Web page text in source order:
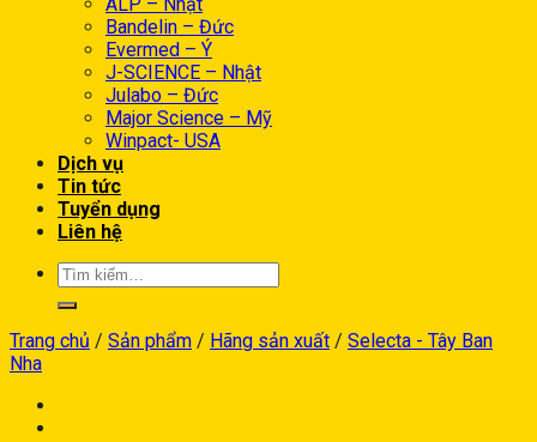
Bandelin – Đức
Evermed – Ý
J-SCIENCE – Nhật
Julabo – Đức
Major Science – Mỹ
Winpact- USA
Dịch vụ
Tin tức
Tuyển dụng
Liên hệ
Trang chủ / Sản phẩm / Hãng sản xuất / Selecta - Tây Ban
Nha